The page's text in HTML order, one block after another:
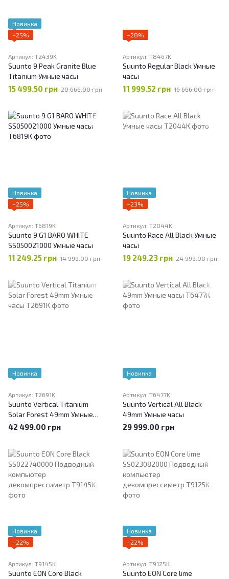
Новинка
−25%
Артикул: T2439K
Suunto 9 Peak Granite Blue
Titanium Умные часы
15 499.50 грн 20 666.00 грн
−28%
Артикул: T8467K
Suunto Regular Black Умные
часы
11 999.52 грн 16 666.00 грн
Новинка
−25%
Артикул: T6819K
Suunto 9 G1 BARO WHITE
SS050021000 Умные часы
11 249.25 грн 14 999.00 грн
Новинка
−23%
Артикул: T2044K
Suunto Race All Black Умные
часы
19 249.23 грн 24 999.00 грн
Новинка
Артикул: T2691K
Suunto Vertical Titanium
Solar Forest 49mm Умные
часы
42 499.00 грн
Новинка
Артикул: T6477K
Suunto Vertical All Black
49mm Умные часы
29 999.00 грн
Новинка
−22%
Артикул: T9145K
Suunto EON Core Black
Новинка
−22%
Артикул: T9125K
Suunto EON Core lime